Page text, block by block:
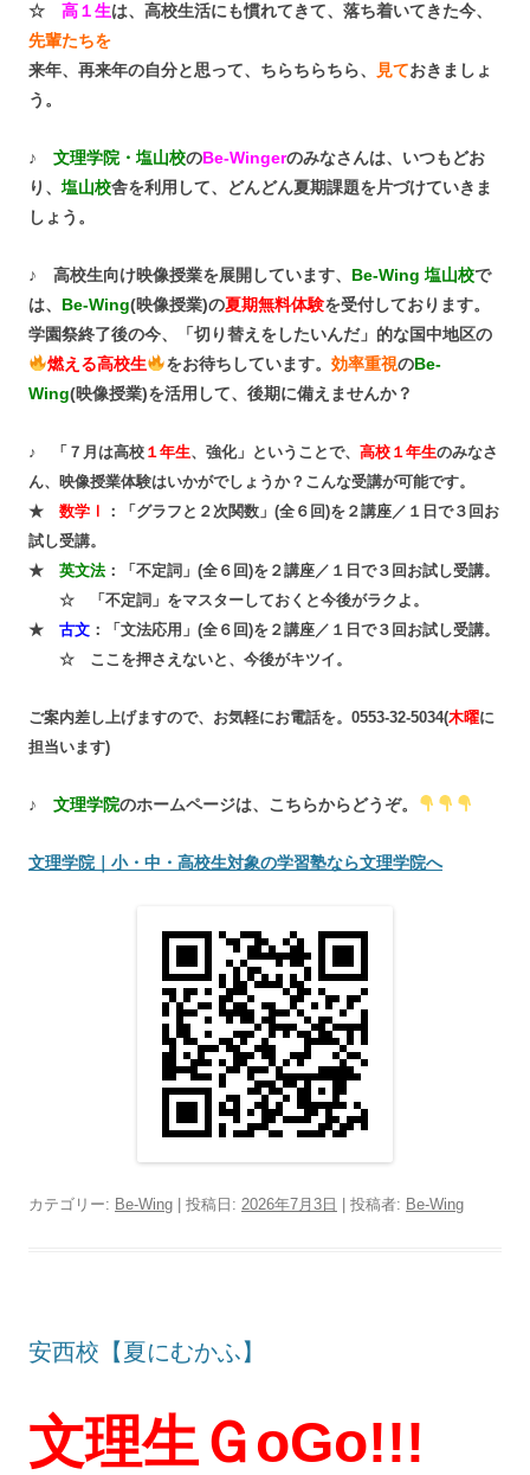
☆ 高１生は、高校生活にも慣れてきて、落ち着いてきた今、
先輩たちを
来年、再来年の自分と思って、ちらちらちら、
見ておきましょ
う。
♪ 文理学院・塩山校のBe-Wingerのみなさんは、いつもどお
り、 塩山校舎を利用して、どんどん夏期課題を片づけていきま
しょう。
♪ 高校生向け映像授業を展開しています、 Be-Wing 塩山校で
は、 Be-Wing(映像授業)の夏期無料体験を受付しております。
学園祭終了後の今、「切り替えをしたいんだ」的な国中地区の
燃える高校生
をお待ちしています。 効率重視のBe-
Wing(映像授業)を活用して、後期に備えませんか？
♪ 「７月は高校 １年生、強化」ということで、 高校１年生のみなさ
ん、映像授業体験はいかがでしょうか？こんな受講が可能です。
★ 数学Ⅰ
：「グラフと２次関数」(全６回)を２講座／１日で３回お
試し受講。
★ 英文法：「不定詞」(全６回)を２講座／１日で３回お試し受講。
☆ 「不定詞」をマスターしておくと今後がラクよ。
★ 古文 ：「文法応用」(全６回)を２講座／１日で３回お試し受講。
☆ ここを押さえないと、今後がキツイ。
ご案内差し上げますので、お気軽にお電話を。0553-32-5034(木曜に
担当います)
♪ 文理学院のホームページは、こちらからどうぞ。
文理学院｜小・中・高校生対象の学習塾なら文理学院へ
カテゴリー: Be-Wing | 投稿日: 2026年7月3日 投稿者: Be-Wing
安西校【夏にむかふ】
文理生ＧoGo!!!